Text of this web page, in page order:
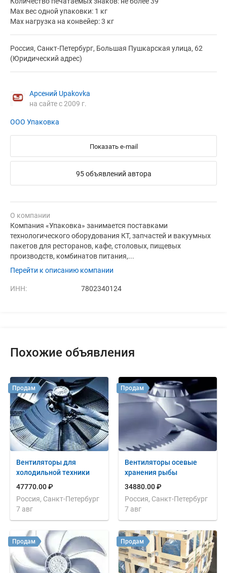
Мах вес одной упаковки: 1 кг
Мах нагрузка на конвейер: 3 кг
Россия, Санкт-Петербург, Большая Пушкарская улица, 62
(Юридический адрес)
Арсений Upakovka
на сайте с 2009 г.
ООО Упаковка
Показать e-mail
95 объявлений автора
О компании
Компания «Упаковка» занимается поставками
технологического оборудования КТ, запчастей и вакуумных
пакетов для ресторанов, кафе, столовых, пищевых
производств, комбинатов питания,...
Перейти к описанию компании
ИНН: 7802340124
Похожие объявления
Вентиляторы для
холодильной техники
47770.00 ₽
Россия, Санкт-Петербург
7 авг
Продам
Вентиляторы осевые
хранения рыбы
34880.00 ₽
Россия, Санкт-Петербург
7 авг
Продам
Продам Продам